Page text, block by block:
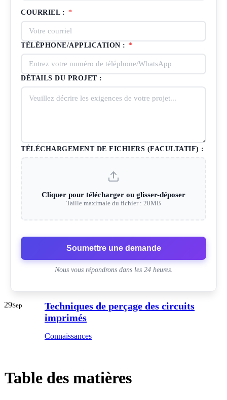
COURRIEL : *
TÉLÉPHONE/APPLICATION : *
DÉTAILS DU PROJET :
TÉLÉCHARGEMENT DE FICHIERS (FACULTATIF) :
Cliquer pour télécharger ou glisser-déposer
Taille maximale du fichier : 20MB
Soumettre une demande
Nous vous répondrons dans les 24 heures.
29Sep
Techniques de perçage des circuits
imprimés
Connaissances
Table des matières